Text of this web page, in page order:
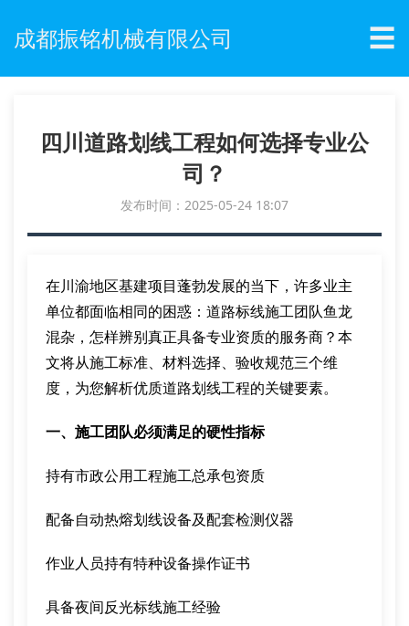
成都振铭机械有限公司 ☰
四川道路划线工程如何选择专业公
司？
发布时间：2025-05-24 18:07
在川渝地区基建项目蓬勃发展的当下，许多业主
单位都面临相同的困惑：道路标线施工团队鱼龙
混杂，怎样辨别真正具备专业资质的服务商？本
文将从施工标准、材料选择、验收规范三个维
度，为您解析优质道路划线工程的关键要素。
一、施工团队必须满足的硬性指标
持有市政公用工程施工总承包资质
配备自动热熔划线设备及配套检测仪器
作业人员持有特种设备操作证书
具备夜间反光标线施工经验